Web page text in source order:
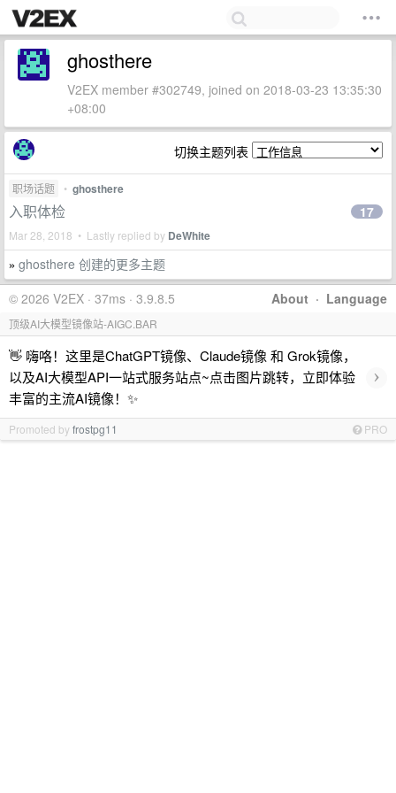
ghosthere
V2EX member #302749, joined on 2018-03-23 13:35:30
+08:00
切换主题列表
职场话题 • ghosthere
入职体检
Mar 28, 2018 • Lastly replied by DeWhite
17
» ghosthere 创建的更多主题
About · Language
© 2026 V2EX · 37ms · 3.9.8.5
顶级AI大模型镜像站-AIGC.BAR
👋 嗨咯！这里是ChatGPT镜像、Claude镜像 和 Grok镜像，
以及AI大模型API一站式服务站点~点击图片跳转，立即体验
丰富的主流AI镜像！✨
›
Promoted byfrostpg11 PRO